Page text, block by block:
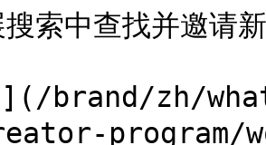
索中查找并邀请
](/brand/zh/
program/